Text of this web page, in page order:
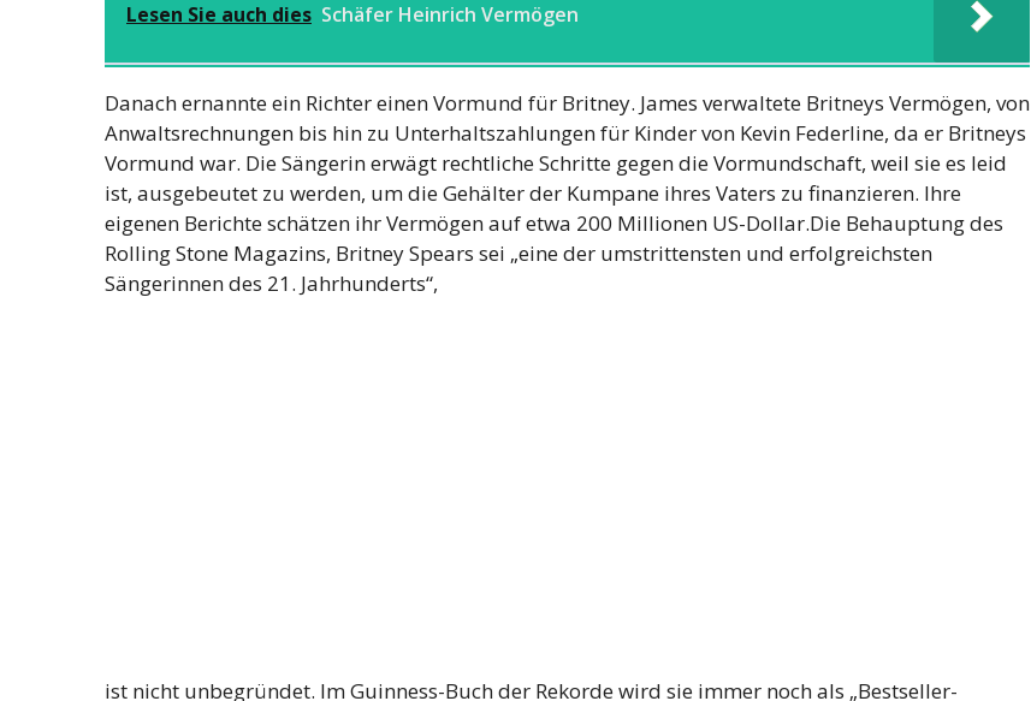
Lesen Sie auch dies Schäfer Heinrich Vermögen
Danach ernannte ein Richter einen Vormund für Britney. James verwaltete Britneys Vermögen, von
Anwaltsrechnungen bis hin zu Unterhaltszahlungen für Kinder von Kevin Federline, da er Britneys
Vormund war. Die Sängerin erwägt rechtliche Schritte gegen die Vormundschaft, weil sie es leid
ist, ausgebeutet zu werden, um die Gehälter der Kumpane ihres Vaters zu finanzieren. Ihre
eigenen Berichte schätzen ihr Vermögen auf etwa 200 Millionen US-Dollar.Die Behauptung des
Rolling Stone Magazins, Britney Spears sei „eine der umstrittensten und erfolgreichsten
Sängerinnen des 21. Jahrhunderts“,
ist nicht unbegründet. Im Guinness-Buch der Rekorde wird sie immer noch als „Bestseller-